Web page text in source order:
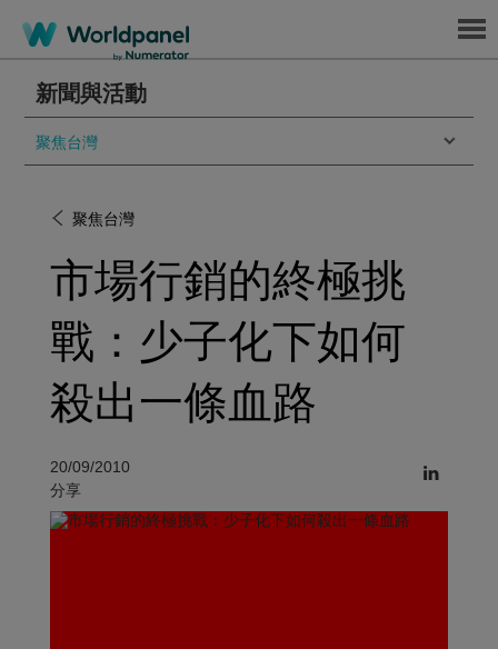
Menu
新聞與活動
聚焦台灣
聚焦台灣
市場行銷的終極挑
戰：少子化下如何
殺出一條血路
20/09/2010
分享